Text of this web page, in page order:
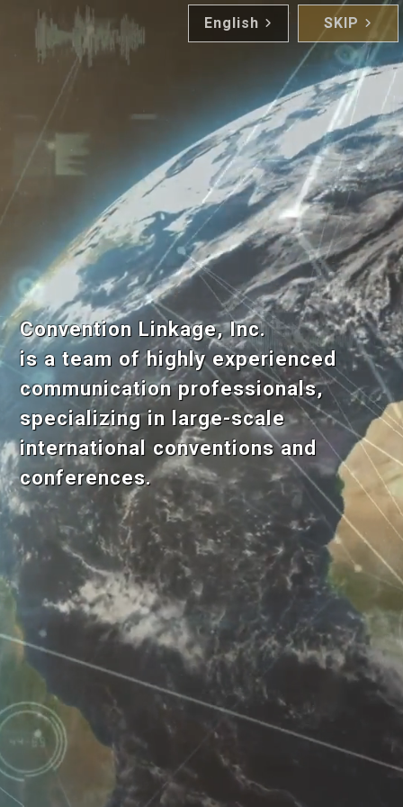
Cookieの設定
このウェブサイトではサイトの利便性の向上を目的にクッキ
ーを使用します。ブラウザの設定によりクッキーの機能を変
更することもできます。サイトを閲覧いただく際には、クッ
キーの使用に同意いただく必要があります。
同意する
English SKIP
Convention Linkage, Inc.
is a team of highly experienced
communication professionals,
specializing in large-scale
international conventions and
conferences.